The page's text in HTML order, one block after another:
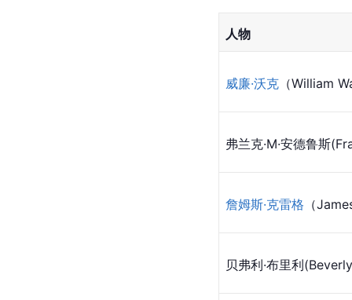
人物
威廉·沃克 （William
弗兰克·M·安德鲁斯
詹姆斯·克雷格 （
贝弗利·布里利(Beverly